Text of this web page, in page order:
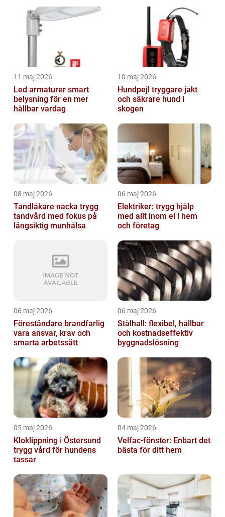
11 maj 2026
Led armaturer smart
belysning för en mer
hållbar vardag
10 maj 2026
Hundpejl tryggare jakt
och säkrare hund i
skogen
08 maj 2026
Tandläkare nacka trygg
tandvård med fokus på
långsiktig munhälsa
06 maj 2026
Elektriker: trygg hjälp
med allt inom el i hem
och företag
06 maj 2026
Föreståndare brandfarlig
vara ansvar, krav och
smarta arbetssätt
06 maj 2026
Stålhall: flexibel, hållbar
och kostnadseffektiv
byggnadslösning
05 maj 2026
Kloklippning i Östersund
trygg vård för hundens
tassar
04 maj 2026
Velfac-fönster: Enbart det
bästa för ditt hem